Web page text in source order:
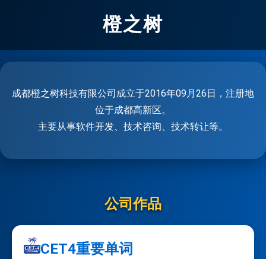
橙之树
成都橙之树科技有限公司成立于2016年09月26日，注册地
位于成都高新区。
主要从事软件开发、技术咨询、技术转让等。
公司作品
CET4重要单词